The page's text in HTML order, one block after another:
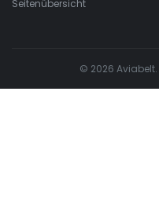
Seitenübersicht
© 2026